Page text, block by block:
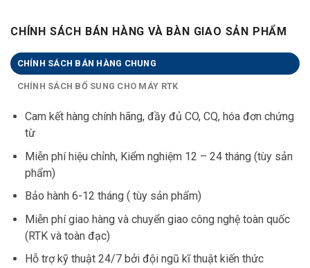
CHÍNH SÁCH BÁN HÀNG VÀ BÀN GIAO SẢN PHẨM
CHÍNH SÁCH BÁN HÀNG CHUNG
CHÍNH SÁCH BỔ SUNG CHO MÁY RTK
Cam kết hàng chính hãng, đầy đủ CO, CQ, hóa đơn chứng
từ
Miễn phí hiệu chỉnh, Kiểm nghiệm 12 – 24 tháng (tùy sản
phẩm)
Bảo hành 6-12 tháng ( tùy sản phẩm)
Miễn phí giao hàng và chuyển giao công nghệ toàn quốc
(RTK và toàn đạc)
Hỗ trợ kỹ thuật 24/7 bởi đội ngũ kĩ thuật kiến thức